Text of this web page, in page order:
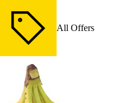
All Offers